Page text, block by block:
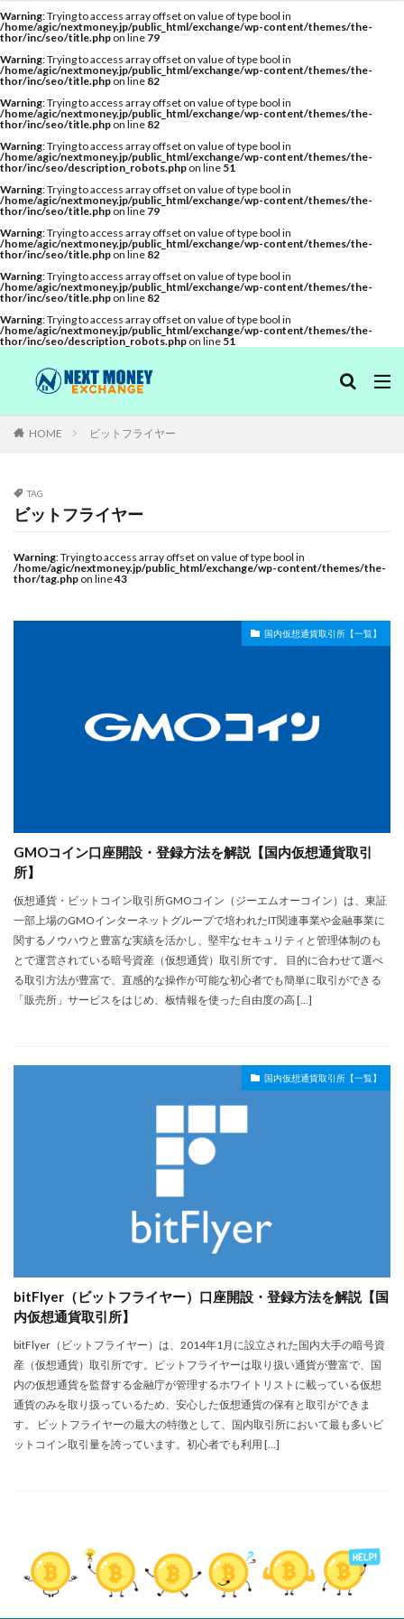
Warning: Trying to access array offset on value of type bool in
/home/agic/nextmoney.jp/public_html/exchange/wp-content/themes/the-
thor/inc/seo/title.php on line 79
Warning: Trying to access array offset on value of type bool in
/home/agic/nextmoney.jp/public_html/exchange/wp-content/themes/the-
thor/inc/seo/title.php on line 82
Warning: Trying to access array offset on value of type bool in
/home/agic/nextmoney.jp/public_html/exchange/wp-content/themes/the-
thor/inc/seo/title.php on line 82
Warning: Trying to access array offset on value of type bool in
/home/agic/nextmoney.jp/public_html/exchange/wp-content/themes/the-
thor/inc/seo/description_robots.php on line 51
Warning: Trying to access array offset on value of type bool in
/home/agic/nextmoney.jp/public_html/exchange/wp-content/themes/the-
thor/inc/seo/title.php on line 79
Warning: Trying to access array offset on value of type bool in
/home/agic/nextmoney.jp/public_html/exchange/wp-content/themes/the-
thor/inc/seo/title.php on line 82
Warning: Trying to access array offset on value of type bool in
/home/agic/nextmoney.jp/public_html/exchange/wp-content/themes/the-
thor/inc/seo/title.php on line 82
Warning: Trying to access array offset on value of type bool in
/home/agic/nextmoney.jp/public_html/exchange/wp-content/themes/the-
thor/inc/seo/description_robots.php on line 51
HOME ビットフライヤー
TAG
ビットフライヤー
Warning: Trying to access array offset on value of type bool in
/home/agic/nextmoney.jp/public_html/exchange/wp-content/themes/the-
thor/tag.php on line43
国内仮想通貨取引所【一覧】
GMOコイン口座開設・登録方法を解説【国内仮想通貨取引
所】
仮想通貨・ビットコイン取引所GMOコイン（ジーエムオーコイン）は、東証
一部上場のGMOインターネットグループで培われたIT関連事業や金融事業に
関するノウハウと豊富な実績を活かし、堅牢なセキュリティと管理体制のも
とで運営されている暗号資産（仮想通貨）取引所です。 目的に合わせて選べ
る取引方法が豊富で、直感的な操作が可能な初心者でも簡単に取引ができる
「販売所」サービスをはじめ、板情報を使った自由度の高 […]
国内仮想通貨取引所【一覧】
bitFlyer（ビットフライヤー）口座開設・登録方法を解説【国
内仮想通貨取引所】
bitFlyer（ビットフライヤー）は、2014年1月に設立された国内大手の暗号資
産（仮想通貨）取引所です。ビットフライヤーは取り扱い通貨が豊富で、国
内の仮想通貨を監督する金融庁が管理するホワイトリストに載っている仮想
通貨のみを取り扱っているため、安心した仮想通貨の保有と取引ができま
す。 ビットフライヤーの最大の特徴として、国内取引所において最も多いビ
ットコイン取引量を誇っています。初心者でも利用 […]
口座開設 ランキング
カテゴリー
タグ
bitbank Bitcoin bitFlyer BTC
ETH
Ethereum
Ripple
XRP アプリ
イーサリアム
コインチェック
セキュリティ
チャート
デリバティブ
ビットコイン
ビットフライヤー
ランキング
リップル
取り扱い通貨
検索